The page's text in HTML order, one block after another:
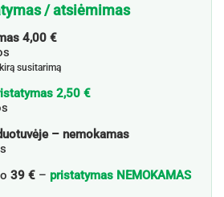
/ atsiėmimas
4,00 €
susitarimą
2,50 €
– nemokamas
39 € – pristatymas NEMOKAMAS